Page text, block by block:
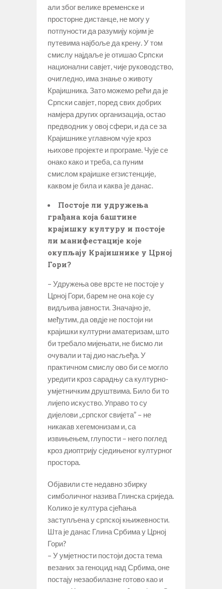
али због велике временске и
просторне дистанце, не могу у
потпуности да разумију којим је
путевима најбоље да крену. У том
смислу најдаље је отишао Српски
национални савјет, чије руководство,
очигледно, има знање о животу
Крајишника. Зато можемо рећи да је
Српски савјет, поред свих добрих
намјера других организација, остао
предводник у овој сфери, и да се за
Крајишнике углавном чује кроз
њихове пројекте и програме. Чује се
онако како и треба, са пуним
смислом крајишке егзистенције,
каквом је била и каква je данас.
Постоје ли удружења
грађана која баштине
крајишку културу и постоје
ли манифестације које
окупљају Крајишнике у Црној
Гори?
– Удружења ове врсте не постоје у
Црној Гори, барем не она које су
видљива јавности. Значајно је,
међутим, да овдје не постоји ни
крајишки културни аматеризам, што
би требало мијењати, не бисмо ли
очували и тај дио насљеђа. У
практичном смислу ово би се могло
уредити кроз сарадњу са културно-
умјетничким друштвима. Било би то
лијепо искуство. Управо то су
дијелови „српског свијета” – не
никакав хегемонизам и, са
извињењем, глупости – него поглед
кроз диоптрију сједињеног културног
простора.
Објавили сте недавно збирку
симболичног назива Глинска сриједа.
Колико је култура сјећања
заступљена у српској књижевности.
Шта је данас Глина Србима у Црној
Гори?
– У умјетности постоји доста тема
везаних за геноцид над Србима, оне
постају незаобилазне готово као и